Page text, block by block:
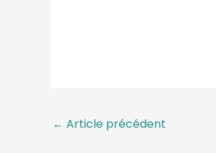
← Article précédent